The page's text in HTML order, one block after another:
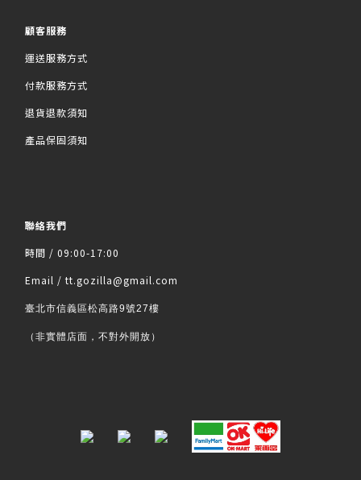
顧客服務
運送服務方式
付款服務方式
退貨退款須知
產品保固須知
聯絡我們
時間 / 09:00-17:00
Email / tt.gozilla@gmail.com
臺北市信義區松高路9號27樓
（非實體店面，不對外開放）